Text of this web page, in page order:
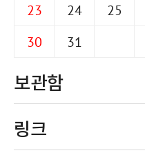
23
24 25
30
31
보관함
링크